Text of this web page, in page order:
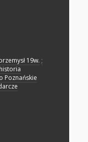
19w. ;
Poznańskie